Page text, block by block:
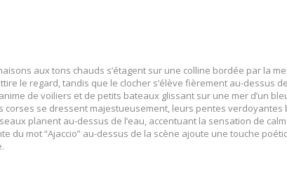
aux tons chauds s’étagent sur une colline bordée par la
le regard, tandis que le clocher s’élève fièrement au-dessus
de voiliers et de petits bateaux glissant sur une mer d’un
se dressent majestueusement, leurs pentes verdoyantes
planent au-dessus de l’eau, accentuant la sensation de
du mot “Ajaccio” au-dessus de la scène ajoute une touche